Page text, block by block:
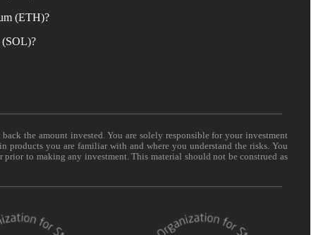
(ETH)?
(SOL)?
the amount invested. You are solely responsible for your investment
you are familiar with and where you understand the risks. You
to making any investment. This material should not be construed as